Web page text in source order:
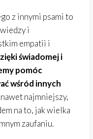
z innymi psami to
i
empatii i
świadomej i
pomóc
wśród innych
najmniejszy,
na to, jak wielka
zaufaniu.